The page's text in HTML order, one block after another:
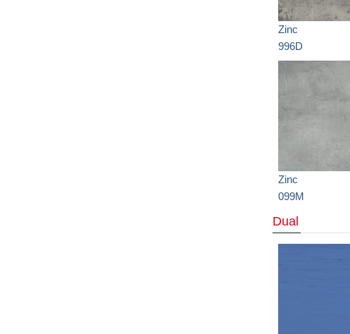
Zinc
996D
Zinc
099M
Dual